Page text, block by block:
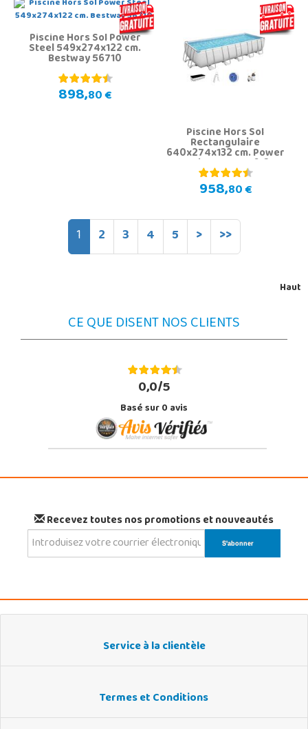
Piscine Hors Sol Power
Steel 549x274x122 cm.
Bestway 56710
898,80 €
Piscine Hors Sol
Rectangulaire
640x274x132 cm. Power
Steel Bestway 5612B
958,80 €
1 2 3 4 5 > >>
Haut
CE QUE DISENT NOS CLIENTS
0,0/5
Basé sur0avis
Recevez toutes nos promotions et nouveautés
Service à la clientèle
Termes et Conditions